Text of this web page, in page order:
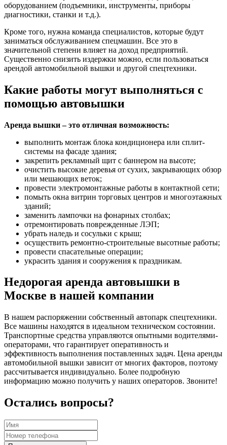
оборудованием (подъемники, инструменты, приборы
диагностики, станки и т.д.).
Кроме того, нужна команда специалистов, которые будут
заниматься обслуживанием спецмашин. Все это в
значительной степени влияет на доход предприятий.
Существенно снизить издержки можно, если пользоваться
арендой автомобильной вышки и другой спецтехники.
Какие работы могут выполняться с
помощью автовышки
Аренда вышки – это отличная возможность:
выполнить монтаж блока кондиционера или сплит-
системы на фасаде здания;
закрепить рекламный щит с баннером на высоте;
очистить высокие деревья от сухих, закрывающих обзор
или мешающих веток;
провести электромонтажные работы в контактной сети;
помыть окна витрин торговых центров и многоэтажных
зданий;
заменить лампочки на фонарных столбах;
отремонтировать поврежденные ЛЭП;
убрать наледь и сосульки с крыш;
осуществить ремонтно-строительные высотные работы;
провести спасательные операции;
украсить здания и сооружения к праздникам.
Недорогая аренда автовышки в
Москве в нашей компании
В нашем распоряжении собственный автопарк спецтехники.
Все машины находятся в идеальном техническом состоянии.
Транспортные средства управляются опытными водителями-
операторами, что гарантирует оперативность и
эффективность выполнения поставленных задач. Цена аренды
автомобильной вышки зависит от многих факторов, поэтому
рассчитывается индивидуально. Более подробную
информацию можно получить у наших операторов. Звоните!
Остались вопросы?